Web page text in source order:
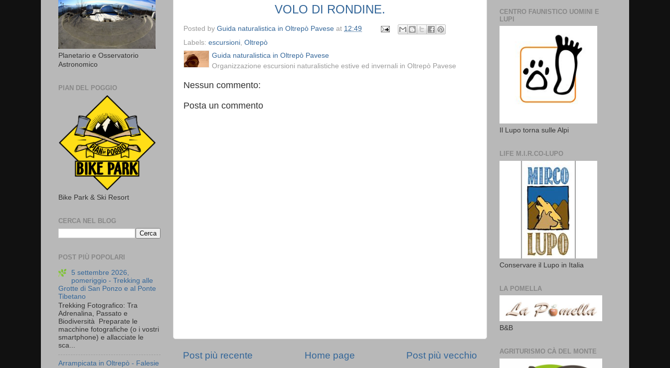
VOLO DI RONDINE.
Posted by Guida naturalistica in Oltrepò Pavese at 12:49
Labels: escursioni Oltrepò
Guida naturalistica in Oltrepò Pavese
Organizzazione escursioni naturalistiche estive ed invernali in Oltrepò Pavese
Nessun commento:
Posta un commento
Post più recente Post più vecchio
Home page
Planetario e Osservatorio
Astronomico
PIAN DEL POGGIO
Bike Park & Ski Resort
CERCA NEL BLOG
POST PIÙ POPOLARI
5 settembre 2026,
pomeriggio - Trekking alle
Grotte di San Ponzo e al Ponte
Tibetano
Trekking Fotografico: Tra
Adrenalina, Passato e
Biodiversità Preparate le
macchine fotografiche (o i vostri
smartphone) e allacciate le
sca...
Arrampicata in Oltrepò - Falesie
CENTRO FAUNISTICO UOMINI E
LUPI
Il Lupo torna sulle Alpi
LIFE M.I.R.CO-LUPO
Conservare il Lupo in Italia
LA POMELLA
B&B
AGRITURISMO CÀ DEL MONTE